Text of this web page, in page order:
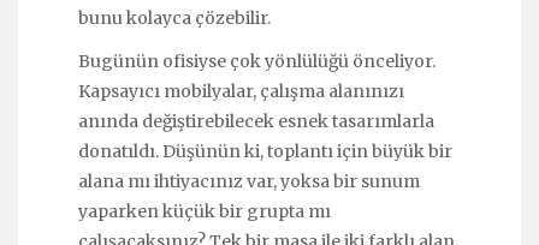
bunu kolayca çözebilir.
Bugünün ofisiyse çok yönlülüğü önceliyor.
Kapsayıcı mobilyalar, çalışma alanınızı
anında değiştirebilecek esnek tasarımlarla
donatıldı. Düşünün ki, toplantı için büyük bir
alana mı ihtiyacınız var, yoksa bir sunum
yaparken küçük bir grupta mı